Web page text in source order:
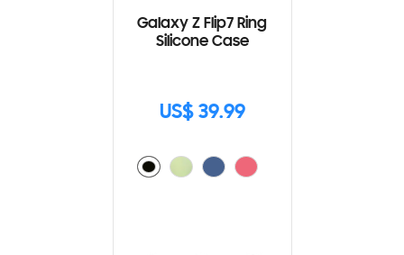
Galaxy Z Flip7 Ring
Silicone Case
US$ 39.99